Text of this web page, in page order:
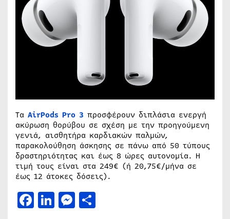
Τα AirPods Pro 3 προσφέρουν διπλάσια ενεργή
ακύρωση θορύβου σε σχέση με την προηγούμενη
γενιά, αισθητήρα καρδιακών παλμών,
παρακολούθηση άσκησης σε πάνω από 50 τύπους
δραστηριότητας και έως 8 ώρες αυτονομία. Η
τιμή τους είναι στα 249€ (ή 20,75€/μήνα σε
έως 12 άτοκες δόσεις).
Facebook
LinkedIn
Messenger